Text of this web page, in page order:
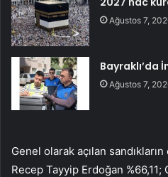
Ağustos 7,
Bayraklı’da
Ağustos 7,
Genel olarak açılan
Recep Tayyip Erdoğan %66,11;